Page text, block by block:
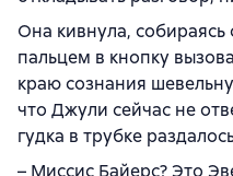
Она кивнула, собираясь
пальцем в кнопку
краю сознания
что Джули сейчас не
гудка в трубке
– Миссис Байерс? Это